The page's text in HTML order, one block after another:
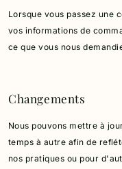
Lorsque vous passez une
vos informations de
ce que vous nous
Changements
Nous pouvons mettre à
temps à autre afin de
nos pratiques ou pour